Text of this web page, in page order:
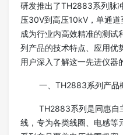
研发推出了TH2883系列脉
压30V到高压10kV，单通道
成为行业内高效精准的测
列产品的技术特点、应用优
用户深入了解这一先进仪器
一、TH2883系列产品
TH2883系列是同惠自
线，专为各类线圈、电感等